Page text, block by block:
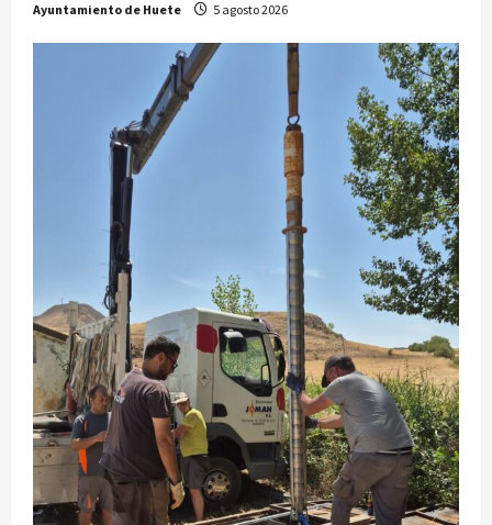
Ayuntamiento de Huete 5 agosto 2026